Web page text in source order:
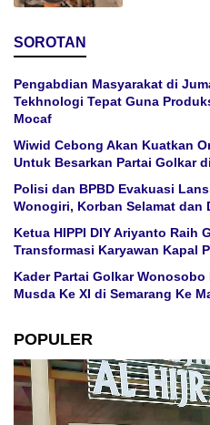
SOROTAN
Pengabdian Masyarakat di
Tekhnologi Tepat Guna
Mocaf
Wiwid Cebong Akan Kuatkan
Untuk Besarkan Partai Golkar
Polisi dan BPBD Evakuasi
Wonogiri, Korban Selamat dan
Ketua HIPPI DIY Ariyanto Raih
Transformasi Karyawan Kapal
Kader Partai Golkar
Musda Ke XI di Semarang Ke
POPULER